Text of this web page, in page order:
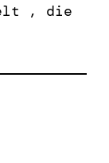
, die